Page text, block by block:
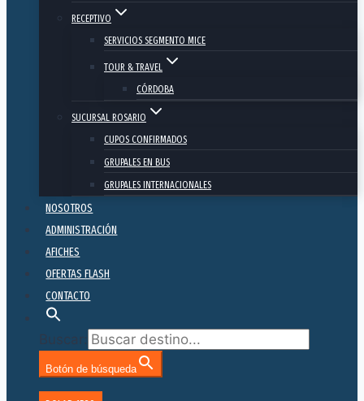
RECEPTIVO
SERVICIOS SEGMENTO MICE
TOUR & TRAVEL
CÓRDOBA
SUCURSAL ROSARIO
CUPOS CONFIRMADOS
GRUPALES EN BUS
GRUPALES INTERNACIONALES
NOSOTROS
ADMINISTRACIÓN
AFICHES
OFERTAS FLASH
CONTACTO
Buscar:
Botón de búsqueda